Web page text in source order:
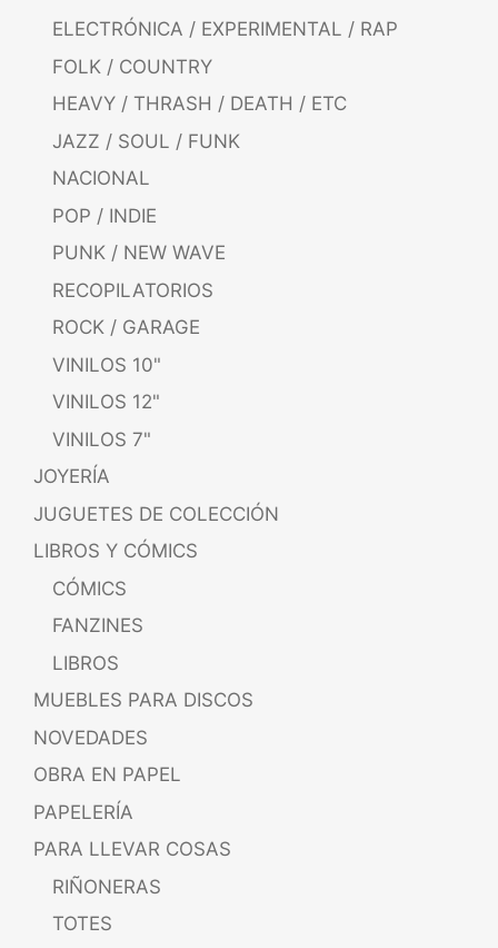
ELECTRÓNICA / EXPERIMENTAL / RAP
FOLK / COUNTRY
HEAVY / THRASH / DEATH / ETC
JAZZ / SOUL / FUNK
NACIONAL
POP / INDIE
PUNK / NEW WAVE
RECOPILATORIOS
ROCK / GARAGE
VINILOS 10"
VINILOS 12"
VINILOS 7"
JOYERÍA
JUGUETES DE COLECCIÓN
LIBROS Y CÓMICS
CÓMICS
FANZINES
LIBROS
MUEBLES PARA DISCOS
NOVEDADES
OBRA EN PAPEL
PAPELERÍA
PARA LLEVAR COSAS
RIÑONERAS
TOTES